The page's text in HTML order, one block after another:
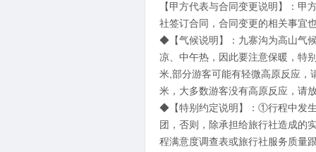
【甲方代表与合同变更说明】：
社签订合同，合同变更的相关事宜
◆【气候说明】：九寨沟为高山气
凉、中午热，因此要注意保暖，特
米,部分游客可能有轻微高原反应，
米，大多数游客没有高原反应，请
◆【特别约定说明】：①行程中发
团，否则，除承担给旅行社造成的
程满意度调查表或旅行社服务质量